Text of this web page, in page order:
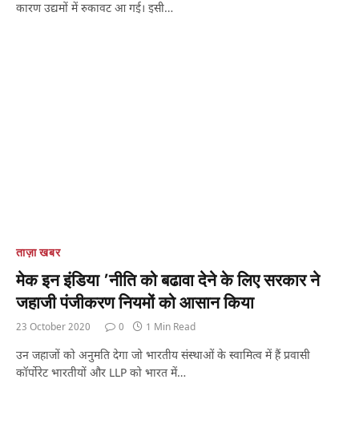
कारण उद्यमों में रुकावट आ गई। इसी…
ताज़ा खबर
मेक इन इंडिया ’नीति को बढावा देने के लिए सरकार ने
जहाजी पंजीकरण नियमों को आसान किया
23 October 2020 0 1 Min Read
उन जहाजों को अनुमति देगा जो भारतीय संस्थाओं के स्वामित्व में हैं प्रवासी
कॉर्पोरेट भारतीयों और LLP को भारत में…